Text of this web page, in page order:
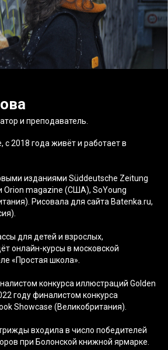
и преподаватель.
с 2018 года живёт и работает в
изданиями Süddeutsche Zeitung
Orion magazine (США), SoYoung
Рисовала для сайта Batenka.ru,
для детей и взрослых,
онлайн-курсы в московской
«Простая школа».
конкурса иллюстраций Golden
году финалистом конкурса
Showcase (Великобритания).
входила в число победителей
при Болонской книжной ярмарке.